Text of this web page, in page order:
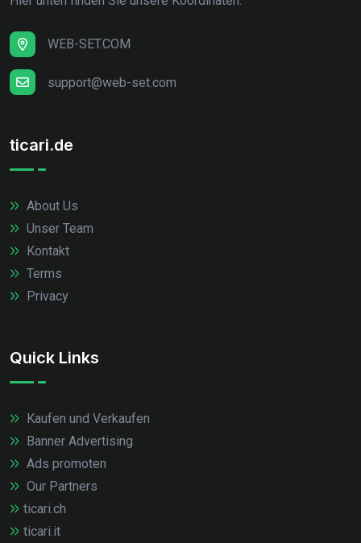
WEB-SET.COM
support@web-set.com
ticari.de
About Us
Unser Team
Kontakt
Terms
Privacy
Quick Links
Kaufen und Verkaufen
Banner Advertising
Ads promoten
Our Partners
ticari.ch
ticari.it